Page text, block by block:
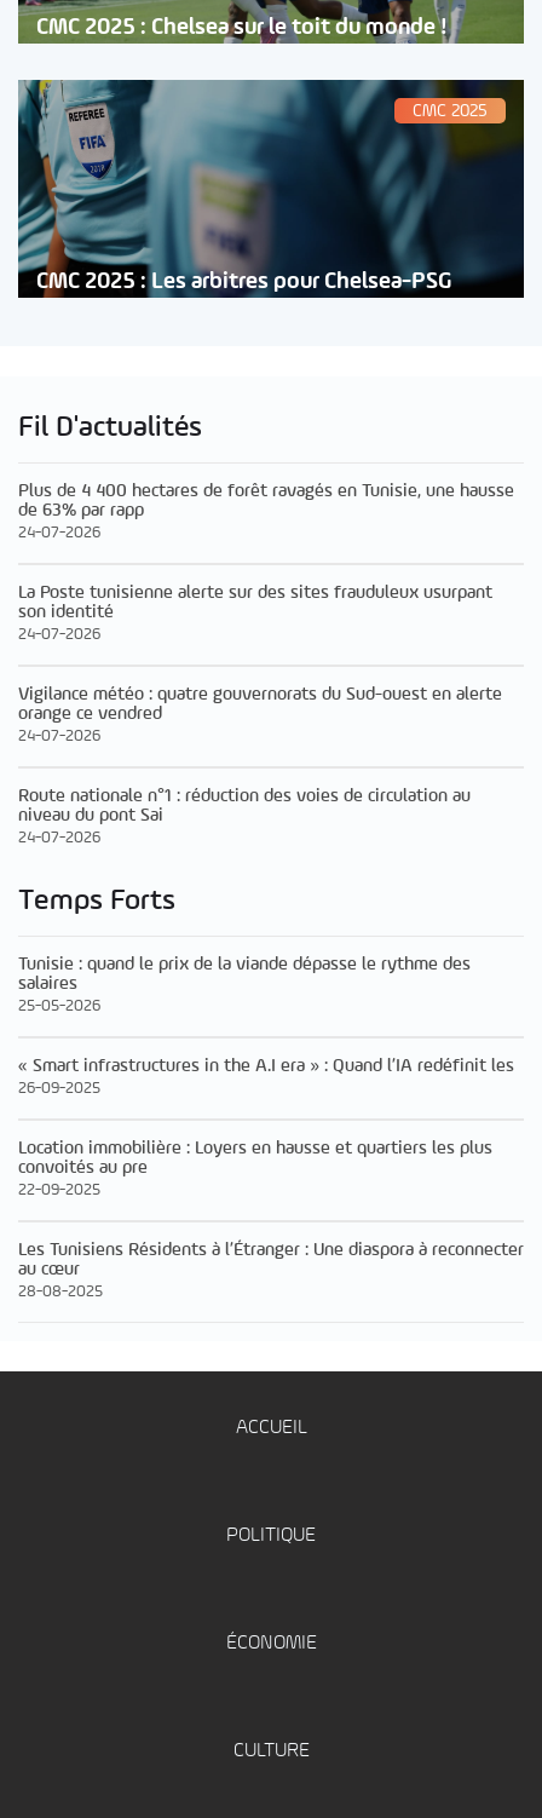
CMC 2025 : Chelsea sur le toit du monde !
CMC 2025
CMC 2025 : Les arbitres pour Chelsea-PSG
Fil D'actualités
Plus de 4 400 hectares de forêt ravagés en Tunisie, une hausse
de 63% par rapp
24-07-2026
La Poste tunisienne alerte sur des sites frauduleux usurpant
son identité
24-07-2026
Vigilance météo : quatre gouvernorats du Sud-ouest en alerte
orange ce vendred
24-07-2026
Route nationale n°1 : réduction des voies de circulation au
niveau du pont Sai
24-07-2026
Temps Forts
Tunisie : quand le prix de la viande dépasse le rythme des
salaires
25-05-2026
« Smart infrastructures in the A.I era » : Quand l’IA redéfinit les
26-09-2025
Location immobilière : Loyers en hausse et quartiers les plus
convoités au pre
22-09-2025
Les Tunisiens Résidents à l’Étranger : Une diaspora à reconnecter
au cœur
28-08-2025
ACCUEIL
POLITIQUE
ÉCONOMIE
CULTURE